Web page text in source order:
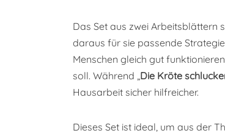
Das Set aus zwei Arbeitsblättern
daraus für sie passende
Menschen gleich gut
soll. Während „Die Kröte
Hausarbeit sicher hilfreicher.
Dieses Set ist ideal, um aus der